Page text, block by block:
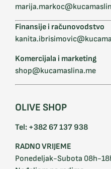
Finansije i računovodstvo
Komercijala i marketing
shop@kucamaslina.me
OLIVE SHOP
Tel: +382 67 137 938
RADNO VRIJEME
Ponedeljak-Subota 08h-